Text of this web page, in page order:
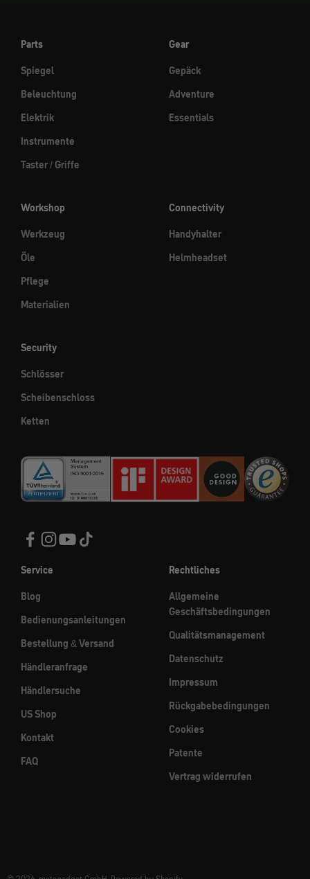
Parts
Spiegel
Beleuchtung
Elektrik
Instrumente
Taster / Griffe
Gear
Gepäck
Adventure
Essentials
Workshop
Werkzeug
Öle
Pflege
Materialien
Connectivity
Handyhalter
Helmheadset
Security
Schlösser
Scheibenschloss
Ketten
Service
Blog
Bedienungsanleitungen
Bestellung & Versand
Händleranfrage
Händlersuche
US Shop
Kontakt
FAQ
Rechtliches
Allgemeine
Geschäftsbedingungen
Qualitätsmanagement
Datenschutz
Impressum
Rückgabebedingungen
Cookies
Patente
Vertrag widerrufen